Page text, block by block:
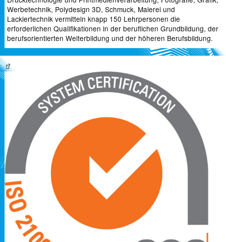
Schulkommission
Themenverantwortung
SfGZ Office
Vorstand Lernende
Werbetechnik, Polydesign 3D, Schmuck, Malerei und
Lackiertechnik vermitteln knapp 150 Lehrpersonen die
erforderlichen Qualifikationen in der beruflichen Grundbildung, der
berufsorientierten Weiterbildung und der höheren Berufsbildung.